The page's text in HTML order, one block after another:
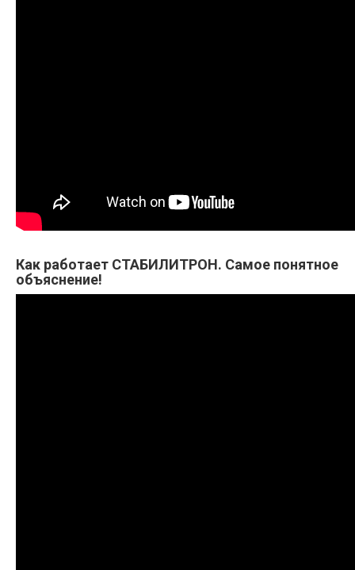
Как работает СТАБИЛИТРОН. Самое понятное
объяснение!